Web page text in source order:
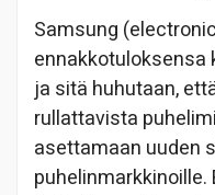
Samsung
ennakkotuloksensa
ja sitä huhutaan,
rullattavista
asettamaan uuden